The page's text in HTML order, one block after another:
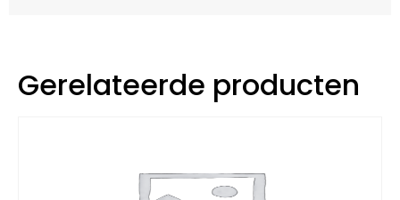
Gerelateerde producten